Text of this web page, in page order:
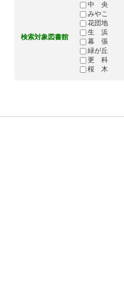
検索対象図書館
中 央
みやこ
花団地
生 浜
幕 張
緑が丘
更 科
桜 木